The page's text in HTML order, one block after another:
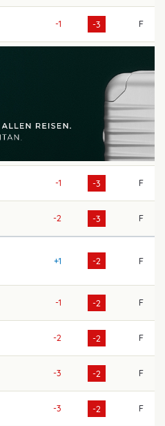
-1 -3 F
-1 -3 F
-2 -3 F
+1 -2 F
-1 -2 F
-2 -2 F
-3 -2 F
-3 -2 F